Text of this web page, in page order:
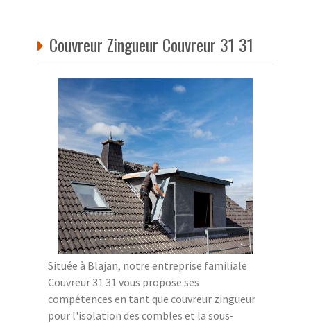
Couvreur Zingueur Couvreur 31 31
Située à Blajan, notre entreprise familiale
Couvreur 31 31 vous propose ses
compétences en tant que couvreur zingueur
pour l'isolation des combles et la sous-